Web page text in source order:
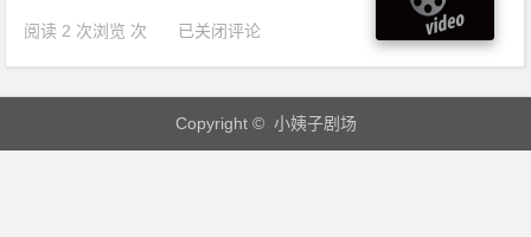
阅读 2 次浏览 次
罗
季
合
辑]
已关闭评论
Copyright © 小姨子剧场